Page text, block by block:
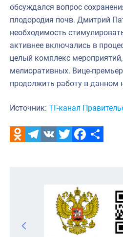
обсуждался вопрос
плодородия почв. Дмитрий
необходимость
активнее включались в
целый комплекс
мелиоративных. Вице-
продолжить работу в данном
Источник: ТГ-канал